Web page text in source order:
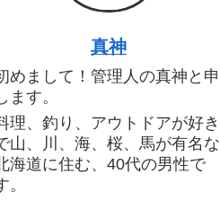
真神
めまして！管理人の真神と申
ます。
理、釣り、アウトドアが好き
山、川、海、桜、馬が有名な
海道に住む、40代の男性で
。